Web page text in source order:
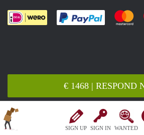
SIGN UP SIGN IN WANTED
€ 1468 | RESPOND
Pay easily